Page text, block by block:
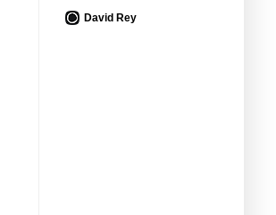
David Rey